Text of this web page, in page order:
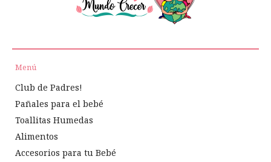
Menú
Club de Padres!
Pañales para el bebé
Toallitas Humedas
Alimentos
Accesorios para tu Bebé